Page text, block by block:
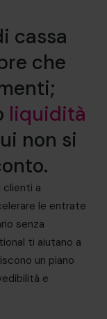
cassa
che
liquidità
non si
clienti a
le entrate
senza
ti aiutano a
un piano
e